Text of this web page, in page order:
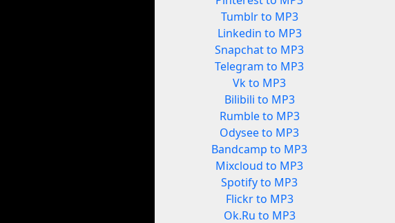
Tumblr to MP3
Linkedin to MP3
Snapchat to MP3
Telegram to MP3
Vk to MP3
Bilibili to MP3
Rumble to MP3
Odysee to MP3
Bandcamp to MP3
Mixcloud to MP3
Spotify to MP3
Flickr to MP3
Ok.Ru to MP3